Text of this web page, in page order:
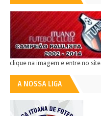
clique na imagem e entre no site
A NOSSA LIGA